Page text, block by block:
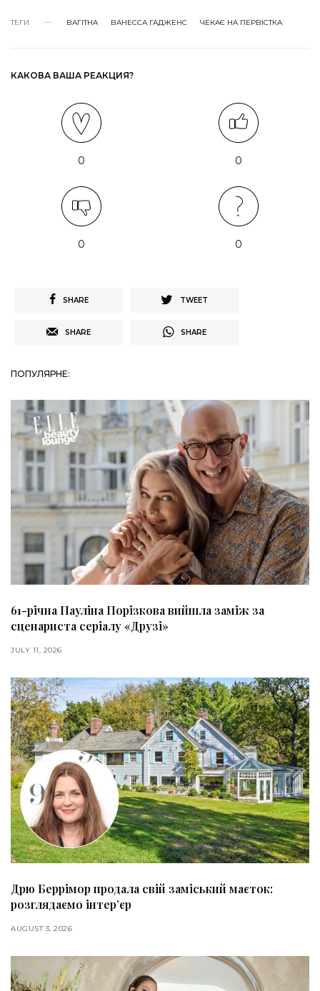
ТЕГИ ВАГІТНА ВАНЕССА ГАДЖЕНС ЧЕКАЄ НА ПЕРВІСТКА
КАКОВА ВАША РЕАКЦИЯ?
0 0
0 0
SHARE TWEET
SHARE SHARE
ПОПУЛЯРНЕ:
61-річна Пауліна Порізкова вийшла заміж за
сценариста серіалу «Друзі»
JULY 11, 2026
Дрю Беррімор продала свій заміський маєток:
розглядаємо інтер’єр
AUGUST 3, 2026